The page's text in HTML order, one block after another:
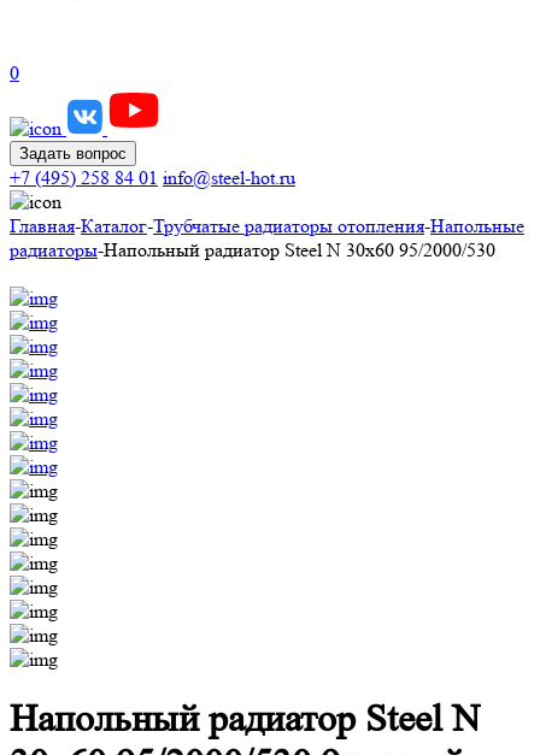
0
Задать вопрос
+7 (495) 258 84 01 info@steel-hot.ru
Главная-Каталог-Трубчатые радиаторы отопления-Напольные
радиаторы-Напольный радиатор Steel N 30х60 95/2000/530
Напольный радиатор Steel N